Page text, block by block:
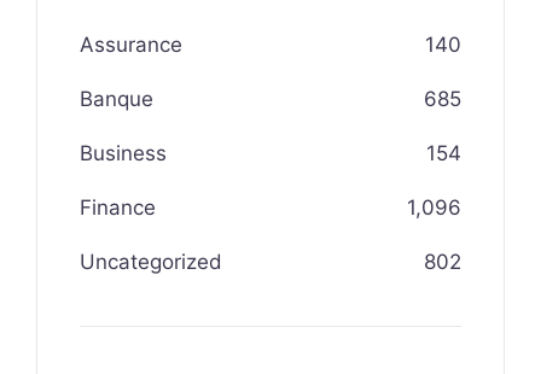
Assurance 140
Banque 685
Business 154
Finance 1,096
Uncategorized 802